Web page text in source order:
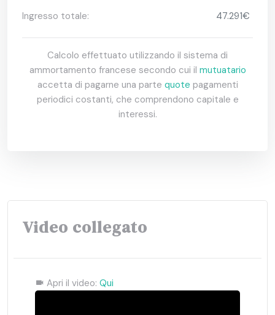
Ingresso totale:
47.291€
Calcolo effettuato utilizzando il sistema di
ammortamento francese secondo cui il mutuatario
accetta di pagarne una parte quote pagamenti
periodici costanti, che comprendono capitale e
interessi.
Video collegato
Apri il video: Qui